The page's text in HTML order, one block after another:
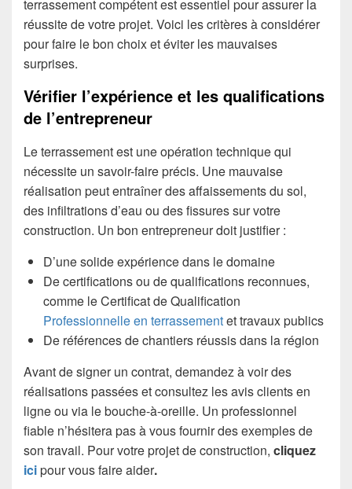
terrassement compétent est essentiel pour assurer la
réussite de votre projet. Voici les critères à considérer
pour faire le bon choix et éviter les mauvaises
surprises.
Vérifier l’expérience et les qualifications
de l’entrepreneur
Le terrassement est une opération technique qui
nécessite un savoir-faire précis. Une mauvaise
réalisation peut entraîner des affaissements du sol,
des infiltrations d’eau ou des fissures sur votre
construction. Un bon entrepreneur doit justifier :
D’une solide expérience dans le domaine
De certifications ou de qualifications reconnues,
comme le Certificat de Qualification
Professionnelle en terrassementet travaux publics
De références de chantiers réussis dans la région
Avant de signer un contrat, demandez à voir des
réalisations passées et consultez les avis clients en
ligne ou via le bouche-à-oreille. Un professionnel
fiable n’hésitera pas à vous fournir des exemples de
son travail. Pour votre projet de construction, cliquez
icipour vous faire aider.